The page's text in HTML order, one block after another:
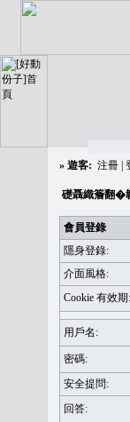
» 遊客: 注冊
礎聶織簷翻�
會員登錄
隱身登錄:
介面風格:
Cookie 有效期:
用戶名:
密碼:
安全提問:
回答: